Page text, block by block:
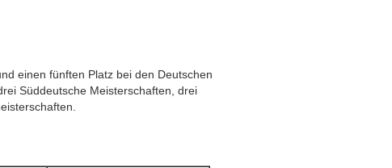
einen fünften Platz bei den Deutschen
Süddeutsche Meisterschaften, drei